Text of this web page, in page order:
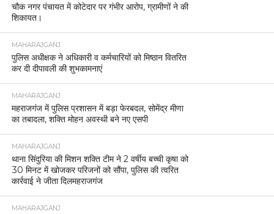
चौक नगर पंचायत में कोटेदार पर गंभीर आरोप, ग्रामीणों ने की
शिकायत।
MAHARAJGANJ
पुलिस अधीक्षक ने अधिकारी व कर्मचारियों को मिष्ठान वितरित
कर दी दीपावली की शुभकामनाएं
MAHARAJGANJ
महराजगंज में पुलिस प्रशासन में बड़ा फेरबदल, सोमेंद्र मीणा
का तबादला, शक्ति मोहन अवस्थी बने नए एसपी
MAHARAJGANJ
थाना सिंदुरिया की मिशन शक्ति टीम ने 2 वर्षीय बच्ची कृषा को
30 मिनट में खोजकर परिजनों को सौंपा, पुलिस की त्वरित
कार्रवाई ने जीता दिलमहराजगंज
MAHARAJGANJ